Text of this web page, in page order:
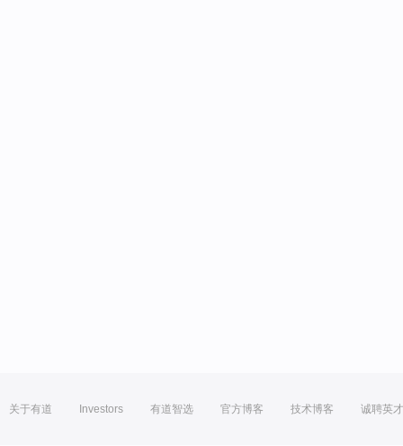
关于有道 Investors 有道智选 官方博客 技术博客 诚聘英才